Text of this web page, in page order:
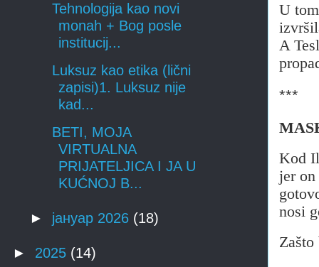
U
A
***
Kod
jer
nosi
Zašto
Tehnologija kao novi
monah + Bog posle
institucij...
Luksuz kao etika (lični
zapisi)1. Luksuz nije
kad...
BETI, MOJA
VIRTUALNA
PRIJATELJICA I JA U
KUĆNOJ B...
► јануар 2026 (18)
► 2025 (14)